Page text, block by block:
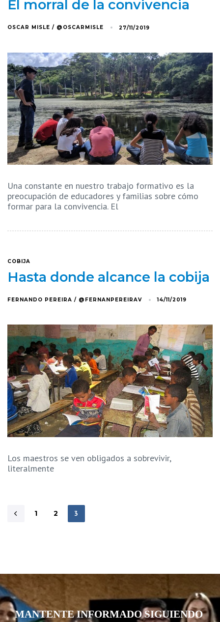
El morral de la convivencia
OSCAR MISLE / @OSCARMISLE 27/11/2019
Una constante en nuestro trabajo formativo es la
preocupación de educadores y familias sobre cómo
formar para la convivencia. El
COBIJA
Hasta donde alcance la cobija
FERNANDO PEREIRA / @FERNANPEREIRAV 14/11/2019
Los maestros se ven obligados a sobrevivir,
literalmente
1 2 3
MANTENTE INFORMADO SIGUIENDO